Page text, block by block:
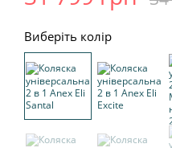
Виберіть колір